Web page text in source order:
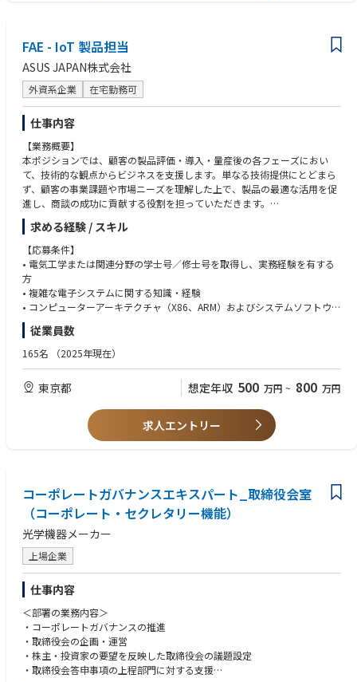
・経営力強化につながる監督機能の高度化を図る。
※会社の定める職務の範囲で今後変更となる可能性があります
＜アピールポイント＞
・当社はガバナンス、特にCEOの選解任などで、資本市場において高い評
価を受けており、ご自身のキャリア形成に有効なスキル・経験を積むこと
ができる役割・職場です。
・最高意思決定機関（取締役会）の審議に直結する、資本政策やM&A等の
経営の根幹に関わる案件をファイナンスの砦として評価・提案できる非常
にやりがいの大きいポジションです。
・自身のファイナンス理論を実経営の意思決定に適用し、会社の企業価値
向上をダイレクトに牽引する経験は、プロフェッショナルとしての市場価
値を飛躍的に高めます。
・取締役会室は少数精鋭の組織であり、一人ひとりの専門性に基づく裁量
と貢献度が大きく、経営のリアルな意思決定プロセスを間近で体感できる
環境です。
・ご自身でタイムマネジメントを行いながらフレキシブルに働くことがで
きる環境があります。
＜入社後のキャリアパス＞
・入社後は、取締役会室のファイナンスエキスパートとして、評価・分析
の実務全般をリードしていただきます。
・将来的には、組織マネージャー、ファイナンスの専門家として、社内の
経営企画や経理・財務、投資関連等への異動も検討される範囲です。
＜働き方について＞
準備期間を含め株主総会の時期（3～5月頃）は繁忙期となりますが、
ン）、財務デューデリジェンス、M&Aアドバイザリー、事業再生・企業価
値向上支援等の実務経験
３）上場企業での経理・財務部門において投資管理、企業価値分析、ROIC
経営・資本効率管理の実務経験
・上場企業・投資先に対する企業価値の分析・評価をもとにした、ファイ
ナンスに関するアドバイスや提案のご経験
・資本政策、財務戦略、キャッシュ・アロケーション、ROIC経営、投資回
収等に携わり事業改善をした経験
＜歓迎条件＞
・M&A等アドバイザリー業務、証券アナリスト、投資銀行、コンサルティ
ングファームなどでの実務経験
・上場事業会社の経理・財務部門の部門長またはマネジメント経験
・全社レベルの経営プロジェクト（M&A、事業・資産売却撤退、新規事業
開発など）を主導（PJリーダー等）した経験
・事業会社における企業価値算定や財務・会計デューデリジェンスの経験
・ビジネスレベルの英語力
・会計士、DBA、MBA、FP、CMA（協会認定アナリスト）中小企業診断
士、のいずれかがあれば尚可
＜求める人物像・志向性＞
・ファイナンスや財務の専門性を基盤に、経営視点で課題を構造化し、解
決策を提案できる方
・客観的な数値と論理に基づき、経営陣に対しても忖度なく意見具申でき
る高い責任感を持つ方
・機密性の高い情報を扱う中で、高い倫理観と透明性をもって行動できる
・市場環境の変化に対し、常に最新のファイナンス理論や規則、規制動向
関係を構築できる高いコミュニケーション能力を持つ方
FAE - IoT 製品担当
ASUS JAPAN株式会社
外資系企業 在宅勤務可
仕事内容
【業務概要】
本ポジションでは、顧客の製品評価・導入・量産後の各フェーズにおい
て、技術的な観点からビジネスを支援します。単なる技術提供にとどまら
ず、顧客の事業課題や市場ニーズを理解した上で、製品の最適な活用を促
進し、商談の成功に貢献する役割を担っていただきます。
【主な担当業務内容】
• 顧客による製品評価・導入時および量産後の技術支援
• 顧客の課題を技術的・ビジネス的に分析し、台湾本社のエンジニアと連
携して対応
• 製品検証試験の調整および試験報告書の作成
• 顧客、販売代理店、社内スタッフへの技術トレーニングおよびサポート
• 展示会・イベントにおける技術営業支援 など
【担当製品】
サーバー、産業用PC、産業用マザーボード、AI PC、Mini-PC、シングルボ
ードコンピューターなど
求める経験 / スキル
【応募条件】
• 電気工学または関連分野の学士号／修士号を取得し、実務経験を有する
方
• 複雑な電子システムに関する知識・経験
• コンピューターアーキテクチャ（X86、ARM）およびシステムソフトウ
ェア（Windows、Linux、Android など）に関する理解
• 日本語に加え、英語または中国語での技術的な内容をビジネスレベルで
扱えるコミュニケーション能力（読み書き・会話）
【歓迎】
•サーバー、IoT製品（産業用PC、産業用マザーボード、AI PC、Mini-PC、
シングルボードコンピューター）のFAE実務経験2年以上
•産業用パソコンのオンサイトサポートの経験
•IoT市場における技術支援やIT関連ハードウェア製品のリペア経験
従業員数
165名 （2025年現在）
東京都 想定年収 500 万円 ~ 800 万円
求人エントリー
コーポレートガバナンスエキスパート_取締役会室
（コーポレート・セクレタリー機能）
光学機器メーカー
上場企業
仕事内容
＜部署の業務内容＞
・コーポレートガバナンスの推進
・取締役会の企画・運営
・株主・投資家の要望を反映した取締役会の議題設定
・取締役会答申事項の上程部門に対する支援